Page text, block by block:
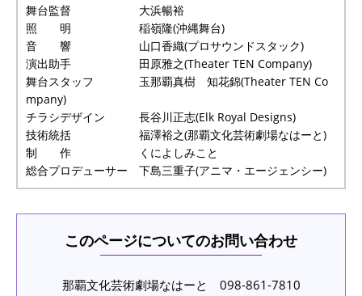
舞台監督 大浜暢裕
照 明 稲嶺隆(沖縄舞台)
音 響 山口香織(プロサウンドスタック)
演出助手 田原雅之(Theater TEN Company)
舞台スタッフ 玉那覇真樹 知花錦(Theater TEN Co
mpany)
チラシデザイン 長谷川正志(Elk Royal Designs)
技術統括 福澤裕之(那覇文化芸術劇場なはーと)
制 作 くによしみこと
総合プロデューサー 下島三重子(アニマ・エージェンシー)
このページについてのお問い合わせ
那覇文化芸術劇場なはーと 098-861-7810